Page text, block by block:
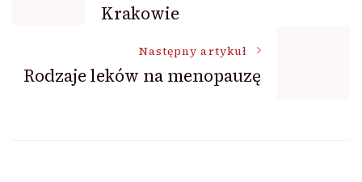
wpisuKrakowie
Następny artykuł
Rodzaje leków na menopauzę